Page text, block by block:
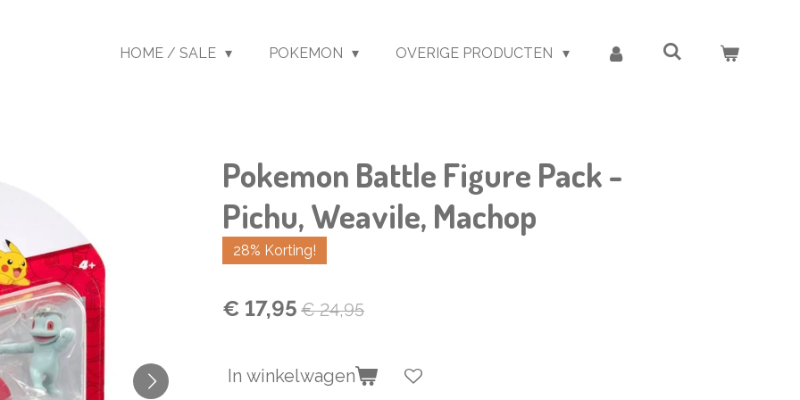
HOME / SALE POKEMON OVERIGE PRODUCTEN
Pokemon Battle Figure Pack -
Pichu, Weavile, Machop
28% Korting!
€ 17,95 € 24,95
In winkelwagen